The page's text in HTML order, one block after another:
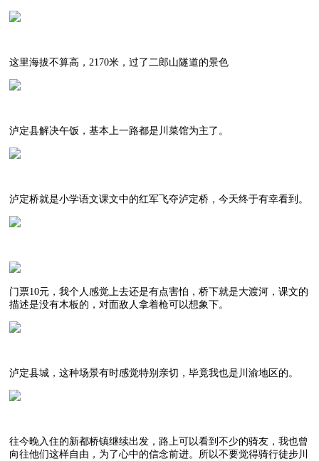
这里海拔不算高，2170米，过了二郎山隧道的景色
泸定县解决午饭，基本上一路都是川菜馆为主了。
泸定桥就是小学语文课文中的红军飞夺泸定桥，今天终于有幸看到。
门票10元，我个人感觉上去还是有点害怕，桥下就是大渡河，课文的
描述是没有木板的，对面敌人拿着枪可以想象下。
泸定县城，这种场景有时感觉特别亲切，毕竟我也是川渝地区的。
往今晚入住的新都桥镇继续出发，路上可以看到不少的骑友，我也曾
向往他们这样自由，为了心中的信念前进。所以不要觉得骑行徒步川